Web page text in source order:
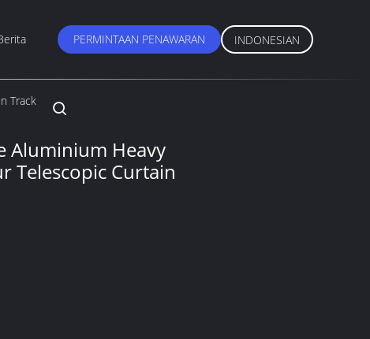
PERMINTAAN PENAWARAN INDONESIAN
Track
Aluminium Heavy
Telescopic Curtain